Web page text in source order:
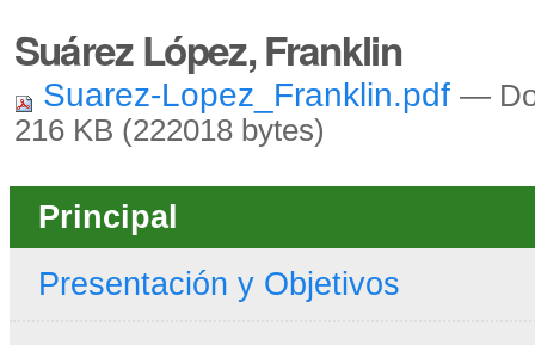
Suárez López, Franklin
Suarez-Lopez_Franklin.pdf —
216 KB (222018 bytes)
Principal
Presentación y Objetivos